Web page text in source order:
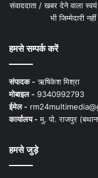
संवाददाता / खबर देने वाला
भी जिम्मेदारी
हमसे सम्पर्क करें
संपादक -ऋषिकेश मिश्रा
मोबाइल - 9340992793
ईमेल -
कार्यालय -मु. पो. राजपुर
हमसे जुड़े